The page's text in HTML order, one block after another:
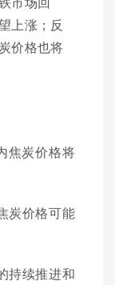
上涨；反
价格也将
焦炭价格将
炭价格可能
持续推进和